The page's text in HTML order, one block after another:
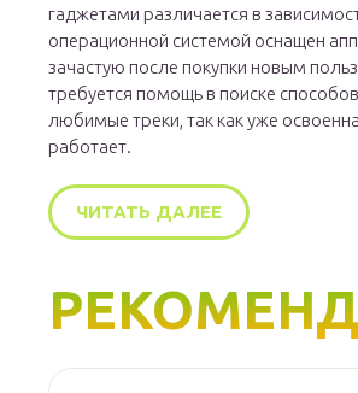
гаджетами различается в
операционной системой оснащен
зачастую после покупки новым
требуется помощь в поиске
любимые треки, так как уже
работает.
ЧИТАТЬ ДАЛЕЕ